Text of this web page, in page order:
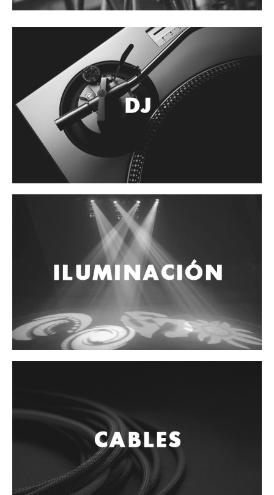
Accesorios
Cuerdas
Guitarra Metal
Guitarra Nylon
Guitarra Electrica
Bajo
Otros instrumentos de arco